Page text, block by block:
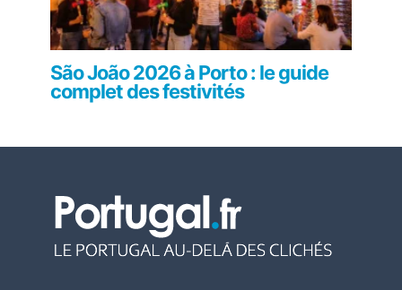
São João 2026 à Porto : le guide
complet des festivités